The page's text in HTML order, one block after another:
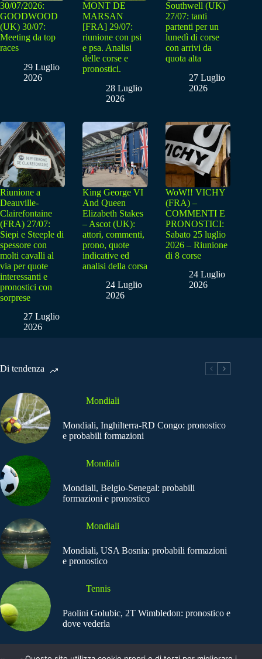
30/07/2026:
GOODWOOD
(UK) 30/07:
Meeting da top
races
29 Luglio
2026
MONT DE
MARSAN
[FRA] 29/07:
riunione con psi
e psa. Analisi
delle corse e
pronostici.
28 Luglio
2026
Southwell (UK)
27/07: tanti
partenti per un
lunedì di corse
con arrivi da
quota alta
27 Luglio
2026
Riunione a
Deauville-
Clairefontaine
(FRA) 27/07:
Siepi e Steeple di
spessore con
molti cavalli al
via per quote
interessanti e
pronostici con
sorprese
27 Luglio
2026
King George VI
And Queen
Elizabeth Stakes
– Ascot (UK):
attori, commenti,
prono, quote
indicative ed
analisi della corsa
24 Luglio
2026
WoW!! VICHY
(FRA) –
COMMENTI E
PRONOSTICI:
Sabato 25 luglio
2026 – Riunione
di 8 corse
24 Luglio
2026
Di tendenza
Mondiali
Mondiali, Inghilterra-RD Congo: pronostico
e probabili formazioni
Mondiali
Mondiali, Belgio-Senegal: probabili
formazioni e pronostico
Mondiali
Mondiali, USA Bosnia: probabili formazioni
e pronostico
Tennis
Paolini Golubic, 2T Wimbledon: pronostico e
dove vederla